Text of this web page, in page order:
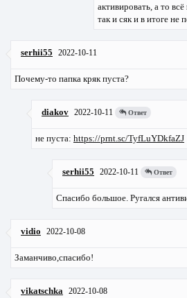
активировать, а то
так и сяк и в итоге не
serhii55 2022-10-11
Почему-то папка кряк пуста?
diakov 2022-10-11 Ответ
не пуста: https://prnt.sc/TyfLuYDkfaZJ
serhii55 2022-10-11 Ответ
Спасибо большое. Ругался
vidio 2022-10-08
Заманчиво,спасибо!
vikatschka 2022-10-08